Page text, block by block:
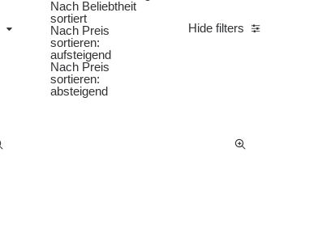
Hide filters
Nach Beliebtheit
sortiert
Nach Preis
sortieren:
aufsteigend
Nach Preis
sortieren:
absteigend